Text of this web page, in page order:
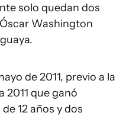
solo quedan dos
Washington
de 2011, previo a la
2011 que ganó
12 años y dos